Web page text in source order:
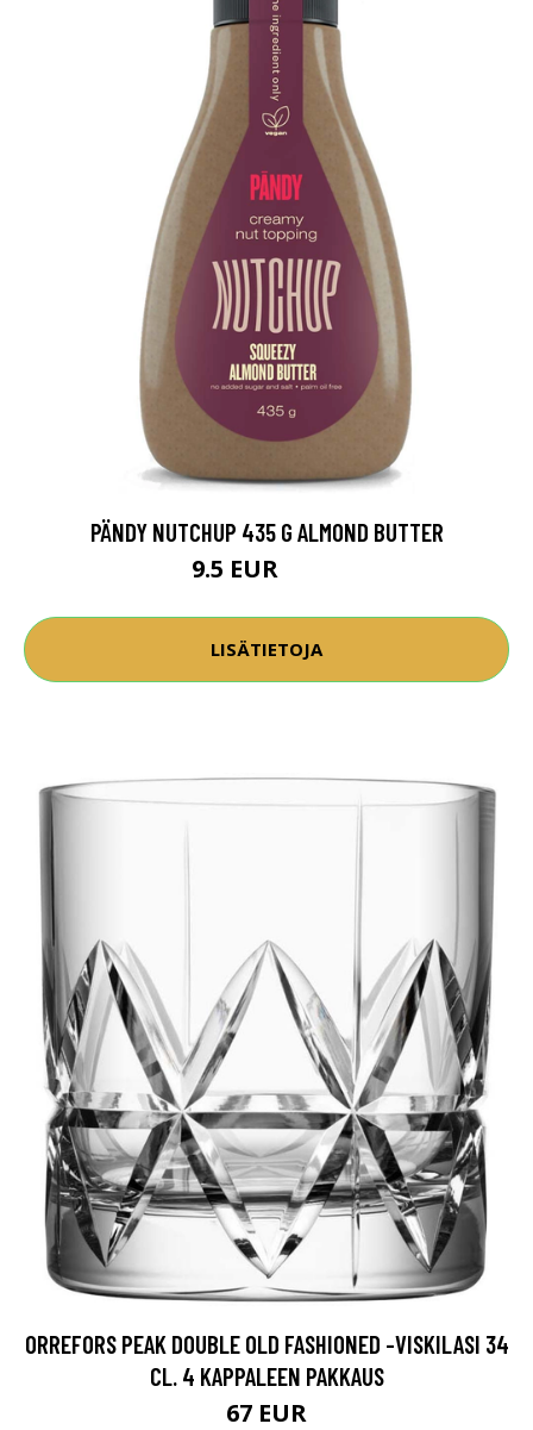
PÄNDY NUTCHUP 435 G ALMOND BUTTER
9.5 EUR
LISÄTIETOJA
ORREFORS PEAK DOUBLE OLD FASHIONED -VISKILASI 34
CL. 4 KAPPALEEN PAKKAUS
67 EUR